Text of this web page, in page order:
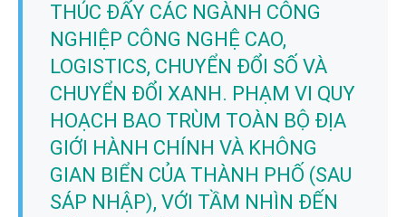
THÚC ĐẨY CÁC NGÀNH CÔNG
NGHIỆP CÔNG NGHỆ CAO,
LOGISTICS, CHUYỂN ĐỔI SỐ VÀ
CHUYỂN ĐỔI XANH. PHẠM VI QUY
HOẠCH BAO TRÙM TOÀN BỘ ĐỊA
GIỚI HÀNH CHÍNH VÀ KHÔNG
GIAN BIỂN CỦA THÀNH PHỐ (SAU
SÁP NHẬP), VỚI TẦM NHÌN ĐẾN